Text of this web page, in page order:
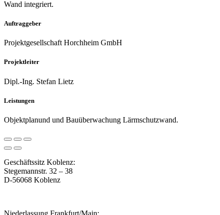
Wand integriert.
Auftraggeber
Projektgesellschaft Horchheim GmbH
Projektleiter
Dipl.-Ing. Stefan Lietz
Leistungen
Objektplanund und Bauüberwachung Lärmschutzwand.
Geschäftssitz Koblenz:
Stegemannstr. 32 – 38
D-56068 Koblenz
Niederlassung Frankfurt/Main: